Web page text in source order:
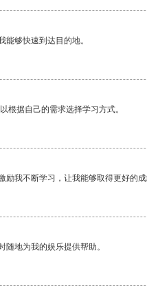
够快速到达目的地。
根据自己的需求选择学习方式。
励我不断学习，让我能够取得更好的
地为我的娱乐提供帮助。